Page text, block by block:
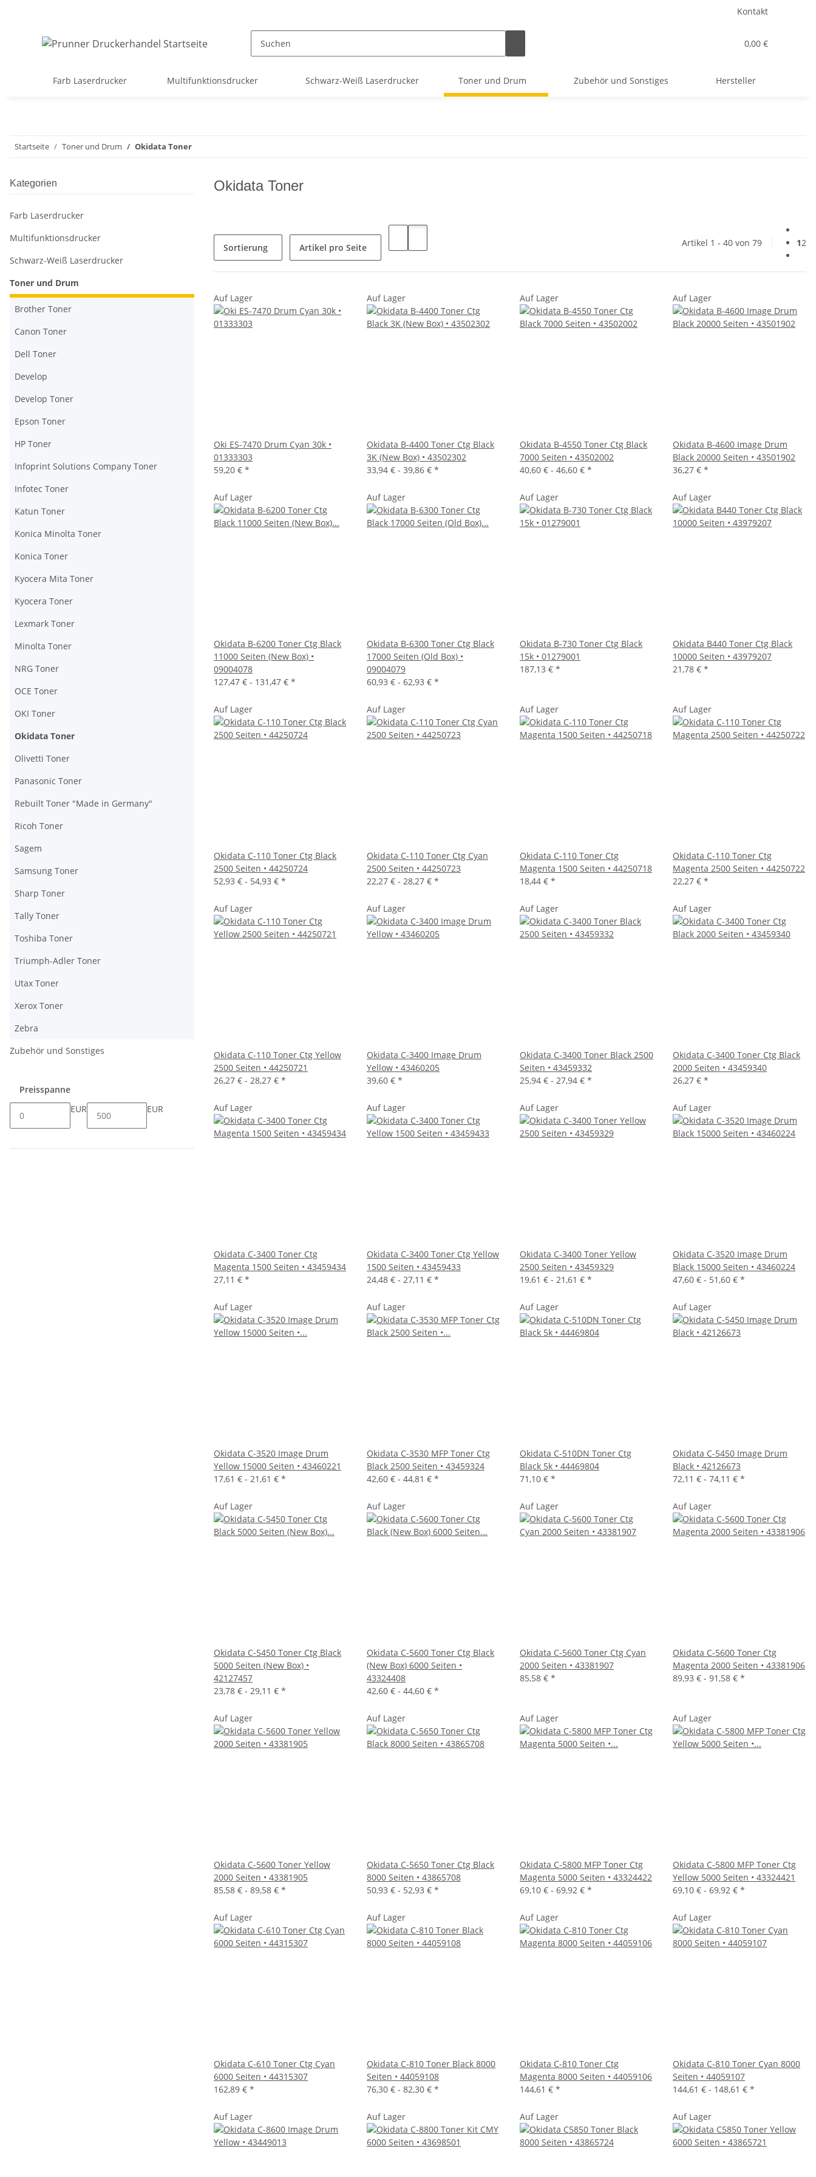
Kontakt
0,00 €
Farb Laserdrucker Multifunktionsdrucker Schwarz-Weiß Laserdrucker Toner und Drum Zubehör und Sonstiges Hersteller
Startseite Toner und Drum Okidata Toner
Okidata Toner
Sortierung Artikel pro Seite Artikel 1 - 40 von 79 12
Auf Lager
Oki ES-7470 Drum Cyan 30k •
01333303
59,20 € *
Auf Lager
Okidata B-4400 Toner Ctg Black
3K (New Box) • 43502302
33,94 € - 39,86 € *
Auf Lager
Okidata B-4550 Toner Ctg Black
7000 Seiten • 43502002
40,60 € - 46,60 € *
Auf Lager
Okidata B-4600 Image Drum
Black 20000 Seiten • 43501902
36,27 € *
Auf Lager
Okidata B-6200 Toner Ctg Black
11000 Seiten (New Box) •
09004078
127,47 € - 131,47 € *
Auf Lager
Okidata B-6300 Toner Ctg Black
17000 Seiten (Old Box) •
09004079
60,93 € - 62,93 € *
Auf Lager
Okidata B-730 Toner Ctg Black
15k • 01279001
187,13 € *
Auf Lager
Okidata B440 Toner Ctg Black
10000 Seiten • 43979207
21,78 € *
Auf Lager
Okidata C-110 Toner Ctg Black
2500 Seiten • 44250724
52,93 € - 54,93 € *
Auf Lager
Okidata C-110 Toner Ctg Cyan
2500 Seiten • 44250723
22,27 € - 28,27 € *
Auf Lager
Okidata C-110 Toner Ctg
Magenta 1500 Seiten • 44250718
18,44 € *
Auf Lager
Okidata C-110 Toner Ctg
Magenta 2500 Seiten • 44250722
22,27 € *
Auf Lager
Okidata C-110 Toner Ctg Yellow
2500 Seiten • 44250721
26,27 € - 28,27 € *
Auf Lager
Okidata C-3400 Image Drum
Yellow • 43460205
39,60 € *
Auf Lager
Okidata C-3400 Toner Black 2500
Seiten • 43459332
25,94 € - 27,94 € *
Auf Lager
Okidata C-3400 Toner Ctg Black
2000 Seiten • 43459340
26,27 € *
Auf Lager
Okidata C-3400 Toner Ctg
Magenta 1500 Seiten • 43459434
27,11 € *
Auf Lager
Okidata C-3400 Toner Ctg Yellow
1500 Seiten • 43459433
24,48 € - 27,11 € *
Auf Lager
Okidata C-3400 Toner Yellow
2500 Seiten • 43459329
19,61 € - 21,61 € *
Auf Lager
Okidata C-3520 Image Drum
Black 15000 Seiten • 43460224
47,60 € - 51,60 € *
Auf Lager
Okidata C-3520 Image Drum
Yellow 15000 Seiten • 43460221
17,61 € - 21,61 € *
Auf Lager
Okidata C-3530 MFP Toner Ctg
Black 2500 Seiten • 43459324
42,60 € - 44,81 € *
Auf Lager
Okidata C-510DN Toner Ctg
Black 5k • 44469804
71,10 € *
Auf Lager
Okidata C-5450 Image Drum
Black • 42126673
72,11 € - 74,11 € *
Auf Lager
Okidata C-5450 Toner Ctg Black
5000 Seiten (New Box) •
42127457
23,78 € - 29,11 € *
Auf Lager
Okidata C-5600 Toner Ctg Black
(New Box) 6000 Seiten •
43324408
42,60 € - 44,60 € *
Auf Lager
Okidata C-5600 Toner Ctg Cyan
2000 Seiten • 43381907
85,58 € *
Auf Lager
Okidata C-5600 Toner Ctg
Magenta 2000 Seiten • 43381906
89,93 € - 91,58 € *
Auf Lager
Okidata C-5600 Toner Yellow
2000 Seiten • 43381905
85,58 € - 89,58 € *
Auf Lager
Okidata C-5650 Toner Ctg Black
8000 Seiten • 43865708
50,93 € - 52,93 € *
Auf Lager
Okidata C-5800 MFP Toner Ctg
Magenta 5000 Seiten • 43324422
69,10 € - 69,92 € *
Auf Lager
Okidata C-5800 MFP Toner Ctg
Yellow 5000 Seiten • 43324421
69,10 € - 69,92 € *
Auf Lager
Okidata C-610 Toner Ctg Cyan
6000 Seiten • 44315307
162,89 € *
Auf Lager
Okidata C-810 Toner Black 8000
Seiten • 44059108
76,30 € - 82,30 € *
Auf Lager
Okidata C-810 Toner Ctg
Magenta 8000 Seiten • 44059106
144,61 € *
Auf Lager
Okidata C-810 Toner Cyan 8000
Seiten • 44059107
144,61 € - 148,61 € *
Auf Lager Auf Lager Auf Lager Auf Lager
Kategorien
Farb Laserdrucker
Multifunktionsdrucker
Schwarz-Weiß Laserdrucker
Toner und Drum
Brother Toner
Canon Toner
Dell Toner
Develop
Develop Toner
Epson Toner
HP Toner
Infoprint Solutions Company Toner
Infotec Toner
Katun Toner
Konica Minolta Toner
Konica Toner
Kyocera Mita Toner
Kyocera Toner
Lexmark Toner
Minolta Toner
NRG Toner
OCE Toner
OKI Toner
Okidata Toner
Olivetti Toner
Panasonic Toner
Rebuilt Toner "Made in Germany"
Ricoh Toner
Sagem
Samsung Toner
Sharp Toner
Tally Toner
Toshiba Toner
Triumph-Adler Toner
Utax Toner
Xerox Toner
Zebra
Zubehör und Sonstiges
Preisspanne
EUR
EUR